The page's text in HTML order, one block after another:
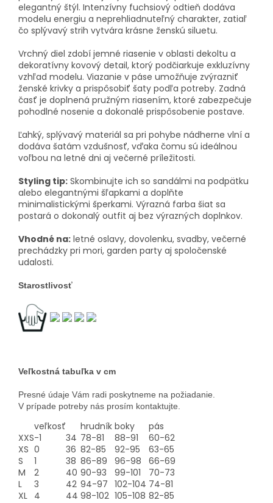
elegantný štýl. Intenzívny fuchsiový odtieň dodáva
modelu energiu a neprehliadnuteľný charakter, zatiaľ
čo splývavý strih vytvára krásne ženskú siluetu.
Vrchný diel zdobí jemné riasenie v oblasti dekoltu a
dekoratívny kovový detail, ktorý podčiarkuje exkluzívny
vzhľad modelu. Viazanie v páse umožňuje zvýrazniť
ženské krivky a prispôsobiť šaty podľa potreby. Zadná
časť je doplnená pružným riasením, ktoré zabezpečuje
pohodlné nosenie a dokonalé prispôsobenie postave.
Ľahký, splývavý materiál sa pri pohybe nádherne vlní a
dodáva šatám vzdušnosť, vďaka čomu sú ideálnou
voľbou na letné dni aj večerné príležitosti.
Styling tip: Skombinujte ich so sandálmi na podpätku
alebo elegantnými šľapkami a doplňte
minimalistickými šperkami. Výrazná farba šiat sa
postará o dokonalý outfit aj bez výrazných doplnkov.
Vhodné na: letné oslavy, dovolenku, svadby, večerné
prechádzky pri mori, garden party aj spoločenské
udalosti.
Starostlivosť
Veľkostná tabuľka v cm
Presné údaje Vám radi poskytneme na požiadanie.
V prípade potreby nás prosím kontaktujte.
veľkosť hrudník boky
pás
XXS-1 34 78-81 88-91
60-62
XS 0 36 82-85 92-95
63-65
S
1 38 86-89 96-98
66-69
M
2 40 90-93 99-101
70-73
L
3 42 94-97 102-104 74-81
XL 4 44 98-102 105-108 82-85